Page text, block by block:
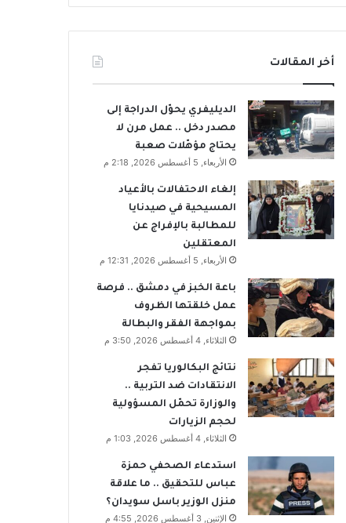
أخر المقالات
الديليفري يحوّل الدراجة إلى
مصدر دخل .. عمل مرن لا
يحتاج مؤهّلات صعبة
الأربعاء, 5 أغسطس 2026, 2:18 م
إلغاء الاحتفالات بالأعياد
المسيحية في صيدنايا
للمطالبة بالإفراج عن
المعتقلين
الأربعاء, 5 أغسطس 2026, 12:31 م
باعة الخبز في دمشق .. فرصة
عمل خلقتها الظروف
بمواجهة الفقر والبطالة
الثلاثاء, 4 أغسطس 2026, 3:50 م
نتائج البكالوريا تفجر
الانتقادات ضد التربية ..
والوزارة تحمّل المسؤولية
لحجم الزيارات
الثلاثاء, 4 أغسطس 2026, 1:03 م
استدعاء الصحفي حمزة
عباس للتحقيق .. ما علاقة
منزل الوزير باسل سويدان؟
الإثنين, 3 أغسطس 2026, 4:55 م